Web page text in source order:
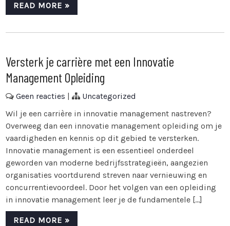
READ MORE »
Versterk je carrière met een Innovatie
Management Opleiding
Geen reacties |
Uncategorized
Wil je een carrière in innovatie management nastreven?
Overweeg dan een innovatie management opleiding om je
vaardigheden en kennis op dit gebied te versterken.
Innovatie management is een essentieel onderdeel
geworden van moderne bedrijfsstrategieën, aangezien
organisaties voortdurend streven naar vernieuwing en
concurrentievoordeel. Door het volgen van een opleiding
in innovatie management leer je de fundamentele […]
READ MORE »